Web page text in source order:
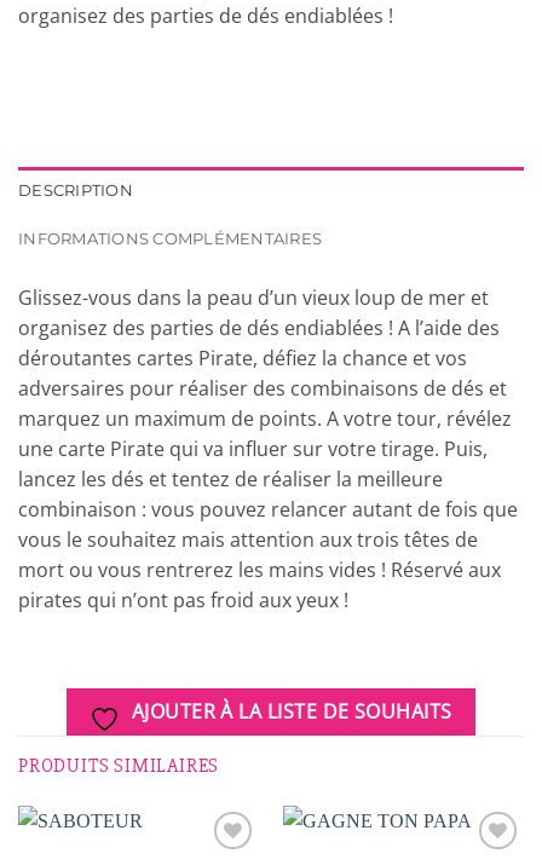
organisez des parties de dés endiablées !
DESCRIPTION
INFORMATIONS COMPLÉMENTAIRES
Glissez-vous dans la peau d’un vieux loup de mer et
organisez des parties de dés endiablées ! A l’aide des
déroutantes cartes Pirate, défiez la chance et vos
adversaires pour réaliser des combinaisons de dés et
marquez un maximum de points. A votre tour, révélez
une carte Pirate qui va influer sur votre tirage. Puis,
lancez les dés et tentez de réaliser la meilleure
combinaison : vous pouvez relancer autant de fois que
vous le souhaitez mais attention aux trois têtes de
mort ou vous rentrerez les mains vides ! Réservé aux
pirates qui n’ont pas froid aux yeux !
AJOUTER À LA LISTE DE SOUHAITS
PRODUITS SIMILAIRES